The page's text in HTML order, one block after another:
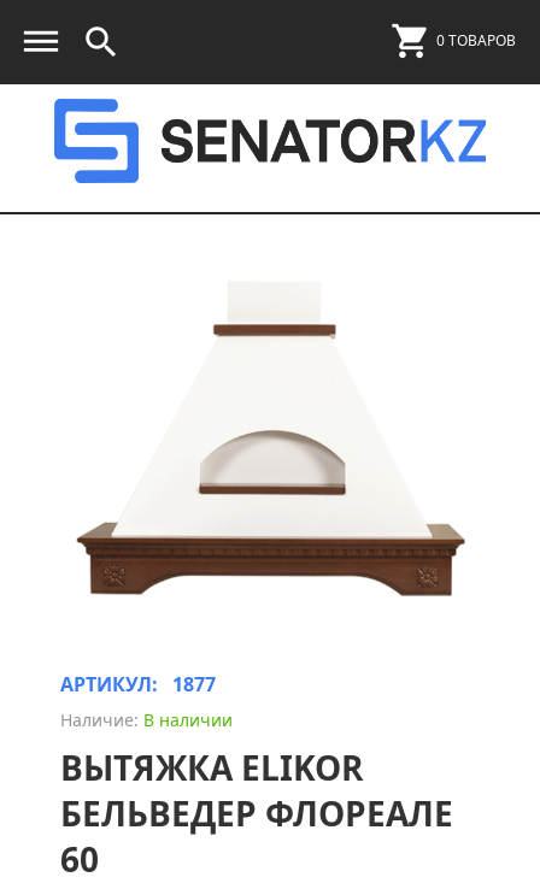
0 ТОВАРОВ
АРТИКУЛ: 1877
Наличие: В наличии
ВЫТЯЖКА ELIKOR
БЕЛЬВЕДЕР ФЛОРЕАЛЕ
60